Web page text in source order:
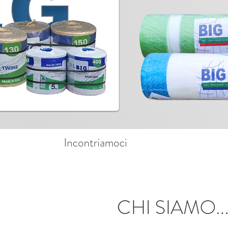
Incontriamoci
CHI SIAMO...